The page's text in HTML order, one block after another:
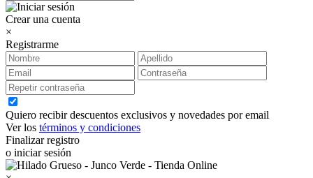
Crear una cuenta
×
Registrarme
Quiero recibir descuentos exclusivos y novedades por email
Ver los términos y condiciones
Finalizar registro
o iniciar sesión